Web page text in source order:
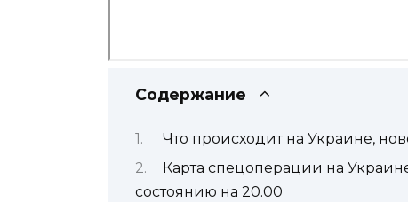
Содержание
Что происходит на Украине,
Карта спецоперации на
состоянию на 20.00